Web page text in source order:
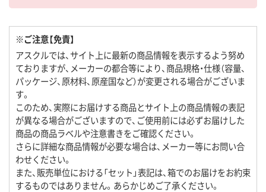
※ご注意【免責】
アスクルでは、サイト上に最新の商品情報を表示するよう努め
ておりますが、メーカーの都合等により、商品規格・仕様（容量、
パッケージ、原材料、原産国など）が変更される場合がございま
す。
このため、実際にお届けする商品とサイト上の商品情報の表記
が異なる場合がございますので、ご使用前には必ずお届けした
商品の商品ラベルや注意書きをご確認ください。
さらに詳細な商品情報が必要な場合は、メーカー等にお問い合
わせください。
また、販売単位における「セット」表記は、箱でのお届けをお約束
するものではありません。あらかじめご了承ください。